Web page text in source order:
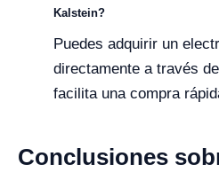
Kalstein?
Puedes adquirir un
directamente a través
facilita una compra
Conclusiones